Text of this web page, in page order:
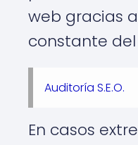
web gracias
constante
Auditoría S.E.O.
En casos